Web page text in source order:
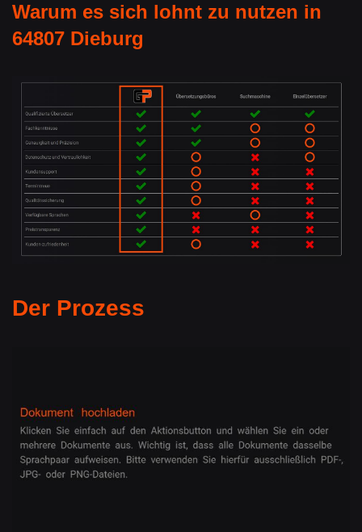
Warum es sich lohnt zu nutzen in
64807 Dieburg
Der Prozess